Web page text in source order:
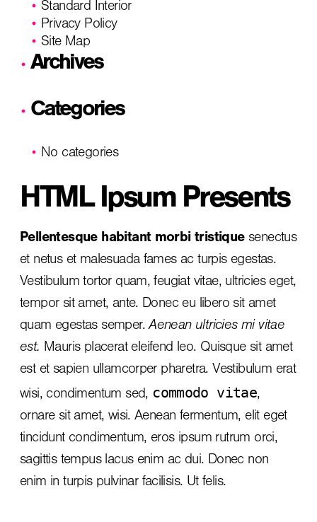
Standard Interior
Privacy Policy
Site Map
Archives
Categories
No categories
HTML Ipsum Presents
Pellentesque habitant morbi tristiquesenectus
et netus et malesuada fames ac turpis egestas.
Vestibulum tortor quam, feugiat vitae, ultricies eget,
tempor sit amet, ante. Donec eu libero sit amet
quam egestas semper.Aenean ultricies mi vitae
est. Mauris placerat eleifend leo. Quisque sit amet
est et sapien ullamcorper pharetra. Vestibulum erat
wisi, condimentum sed, commodo vitae,
ornare sit amet, wisi. Aenean fermentum, elit eget
tincidunt condimentum, eros ipsum rutrum orci,
sagittis tempus lacus enim ac dui. Donec non
enim in turpis pulvinar facilisis. Ut felis.